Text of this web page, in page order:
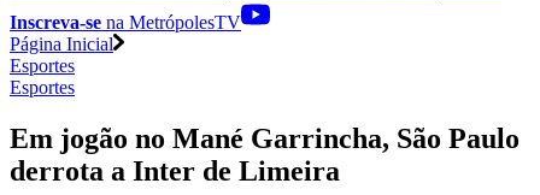
Inscreva-se na MetrópolesTV
Página Inicial
Esportes
Esportes
Em jogão no Mané Garrincha, São Paulo
derrota a Inter de Limeira